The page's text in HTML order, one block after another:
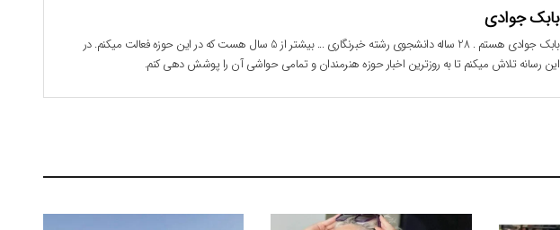
بابک جوادی
بابک جوادی هستم . 28 ساله دانشجوی رشته خبرنگاری ... بیشتر از 5 سال هست که در این حوزه فعالت میکنم. در
این رسانه تلاش میکنم تا به روزترین اخبار حوزه هنرمندان و تمامی حواشی آن را پوشش دهی کنم.